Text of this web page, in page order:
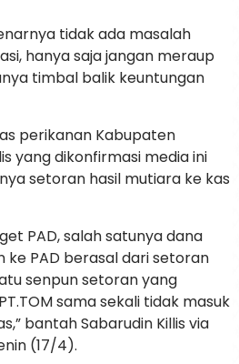
tidak ada masalah
hanya saja jangan meraup
timbal balik keuntungan
perikanan Kabupaten
yang dikonfirmasi media ini
setoran hasil mutiara ke kas
PAD, salah satunya dana
ke PAD berasal dari setoran
senpun setoran yang
sama sekali tidak masuk
bantah Sabarudin Killis via
(17/4).